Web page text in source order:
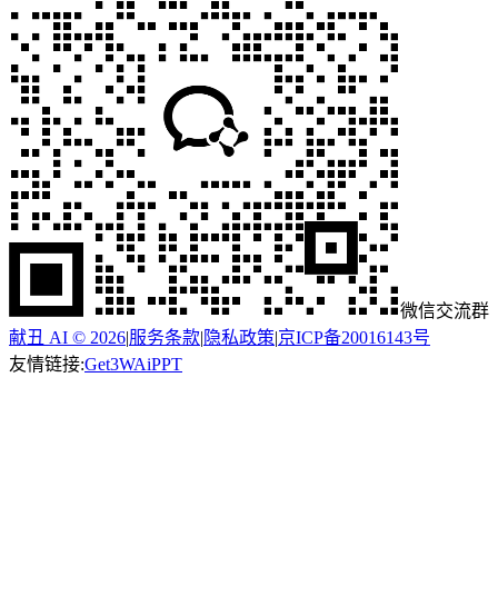
微信交流群
献丑 AI © 2026|服务条款| 隐私政策|京ICP备20016143号
友情链接:Get3WAiPPT